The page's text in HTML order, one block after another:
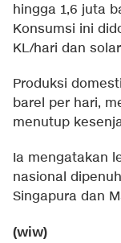
hingga 1,6 juta
Konsumsi ini
KL/hari dan
Produksi
barel per hari,
menutup
Ia mengatakan
nasional
Singapura dan
(wiw)